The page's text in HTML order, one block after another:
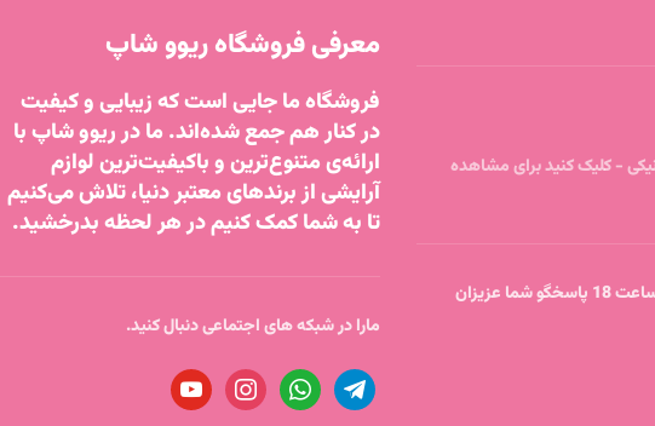
هر روز از ساعت 9 تا ساعت 18 پاسخگو شما عزیزان
معرفی فروشگاه ریوو شاپ
فروشگاه ما جایی است که زیبایی و کیفیت
در کنار هم جمع شده‌اند. ما در ریوو شاپ با
ارائه‌ی متنوع‌ترین و باکیفیت‌ترین لوازم
آرایشی از برندهای معتبر دنیا، تلاش می‌کنیم
تا به شما کمک کنیم در هر لحظه بدرخشید.
مارا در شبکه های اجتماعی دنبال کنید.